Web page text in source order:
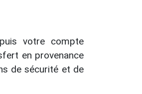
votre compte
en provenance
de sécurité et de